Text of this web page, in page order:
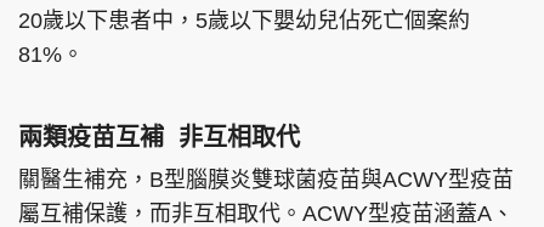
20歲以下患者中，5歲以下嬰幼兒佔死亡個案約
81%。
兩類疫苗互補 非互相取代
關醫生補充，B型腦膜炎雙球菌疫苗與ACWY型疫苗
屬互補保護，而非互相取代。ACWY型疫苗涵蓋A、